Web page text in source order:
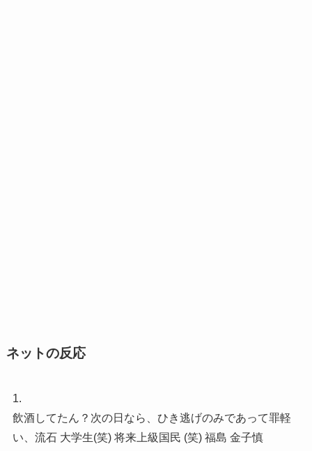
ネットの反応
1.
飲酒してたん？次の日なら、ひき逃げのみであって罪軽
い、流石 大学生(笑) 将来上級国民 (笑) 福島 金子慎